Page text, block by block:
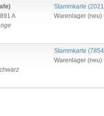
A
Stammkarte (
Warenlager (neu)
Stammkarte (
Warenlager (neu)